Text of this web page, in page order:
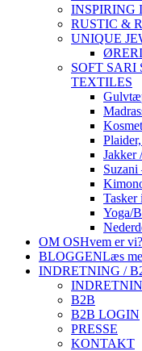
INSPIRING
RUSTIC &
UNIQUE
SOFT
TEXTILES
Jakker
Suzani
Tasker
Yoga/
OM OSHvem er vi?
BLOGGENLæs
INDRETNING /
B2B
B2B LOGIN
PRESSE
KONTAKT